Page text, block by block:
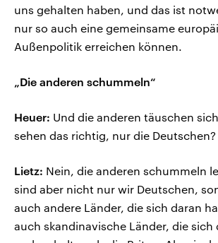
uns gehalten haben, und das ist
nur so auch eine gemeinsame
Außenpolitik erreichen können.
„Die anderen schummeln“
Heuer: Und die anderen täuschen
sehen das richtig, nur die Deutschen?
Lietz: Nein, die anderen schummeln
sind aber nicht nur wir Deutschen,
auch andere Länder, die sich daran
auch skandinavische Länder, die sich